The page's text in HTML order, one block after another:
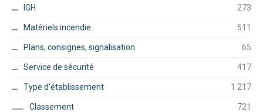
IGH 273
Matériels incendie 511
Plans, consignes, signalisation 65
Service de sécurité 417
Type d'établissement 1 217
Classement 721